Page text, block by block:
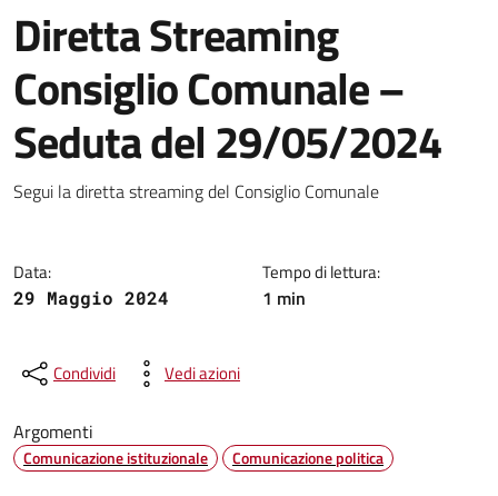
Diretta Streaming
Consiglio Comunale –
Seduta del 29/05/2024
Dettagli della notizia
Segui la diretta streaming del Consiglio Comunale
Data:
29 Maggio 2024
Tempo di lettura:
1 min
Condividi Vedi azioni
Argomenti
Comunicazione istituzionale Comunicazione politica